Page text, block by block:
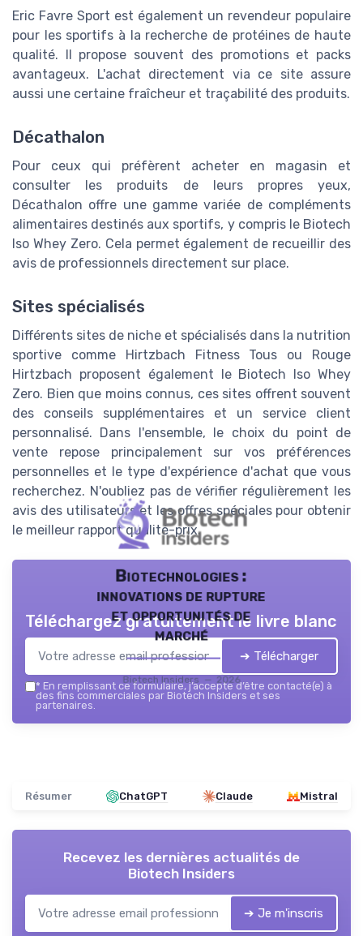
Eric Favre Sport est également un revendeur populaire
pour les sportifs à la recherche de protéines de haute
qualité. Il propose souvent des promotions et packs
avantageux. L'achat directement via ce site assure
aussi une certaine fraîcheur et traçabilité des produits.
Décathalon
Pour ceux qui préfèrent acheter en magasin et
consulter les produits de leurs propres yeux,
Décathalon offre une gamme variée de compléments
alimentaires destinés aux sportifs, y compris le Biotech
Iso Whey Zero. Cela permet également de recueillir des
avis de professionnels directement sur place.
Sites spécialisés
Différents sites de niche et spécialisés dans la nutrition
sportive comme Hirtzbach Fitness Tous ou Rouge
Hirtzbach proposent également le Biotech Iso Whey
Zero. Bien que moins connus, ces sites offrent souvent
des conseils supplémentaires et un service client
personnalisé. Dans l'ensemble, le choix du point de
vente repose principalement sur vos préférences
personnelles et le type d'expérience d'achat que vous
recherchez. N'oubliez pas de vérifier régulièrement les
avis des utilisateurs et les offres spéciales pour obtenir
le meilleur rapport qualité-prix.
Biotechnologies :
innovations de rupture
et opportunités de
marché
Biotech Insiders — 2026
Téléchargez gratuitement le livre blanc
➔ Télécharger
* En remplissant ce formulaire, j’accepte d’être contacté(e) à
des fins commerciales par Biotech Insiders et ses
partenaires.
Résumer ChatGPT Claude Mistral
Recevez les dernières actualités de
Biotech Insiders
➔ Je m'inscris